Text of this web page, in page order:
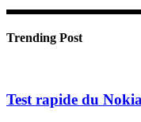
Trending Post
Test rapide du